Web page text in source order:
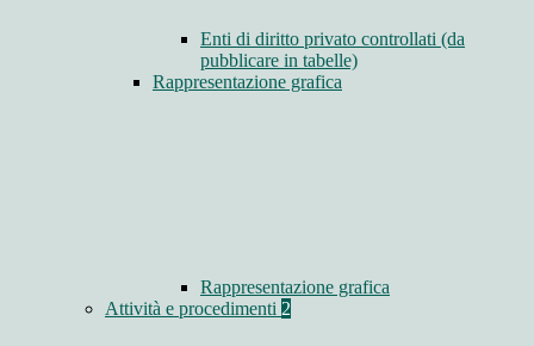
Enti di diritto privato controllati (da
pubblicare in tabelle)
Rappresentazione grafica
Rappresentazione grafica
Attività e procedimenti 2